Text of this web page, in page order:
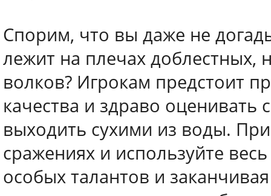
Спорим, что вы даже не
лежит на плечах доблестных,
волков? Игрокам предстоит
качества и здраво
выходить сухими из воды.
сражениях и используйте
особых талантов и